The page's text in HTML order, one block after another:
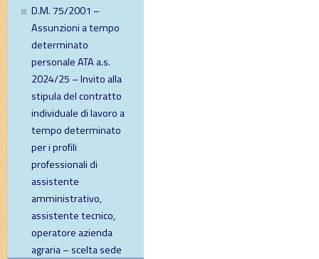
D.M. 75/2001 –
Assunzioni a tempo
determinato
personale ATA a.s.
2024/25 – Invito alla
stipula del contratto
individuale di lavoro a
tempo determinato
per i profili
professionali di
assistente
amministrativo,
assistente tecnico,
operatore azienda
agraria – scelta sede